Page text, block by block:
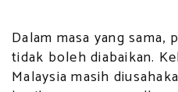
Dalam masa yang sama,
tidak boleh diabaikan.
Malaysia masih